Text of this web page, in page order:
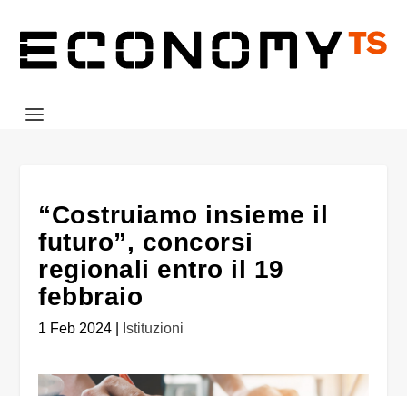
“Costruiamo insieme il
futuro”, concorsi
regionali entro il 19
febbraio
1 Feb 2024 Istituzioni